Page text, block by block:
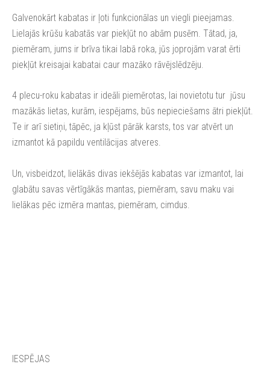
Galvenokārt kabatas ir ļoti funkcionālas un viegli pieejamas.
Lielajās krūšu kabatās var piekļūt no abām pusēm. Tātad, ja,
piemēram, jums ir brīva tikai labā roka, jūs joprojām varat ērti
piekļūt kreisajai kabatai caur mazāko rāvējslēdzēju.
4 plecu-roku kabatas ir ideāli piemērotas, lai novietotu tur jūsu
mazākās lietas, kurām, iespējams, būs nepieciešams ātri piekļūt.
Te ir arī sietiņi, tāpēc, ja kļūst pārāk karsts, tos var atvērt un
izmantot kā papildu ventilācijas atveres.
Un, visbeidzot, lielākās divas iekšējās kabatas var izmantot, lai
glabātu savas vērtīgākās mantas, piemēram, savu maku vai
lielākas pēc izmēra mantas, piemēram, cimdus.
IESPĒJAS